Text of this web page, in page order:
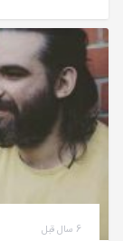
6 سال قبل